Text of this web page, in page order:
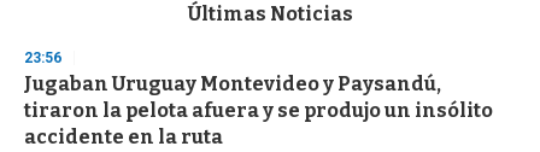
d
s
o
f
3
Últimas Noticias
23:56
Jugaban Uruguay Montevideo y Paysandú,
tiraron la pelota afuera y se produjo un insólito
accidente en la ruta